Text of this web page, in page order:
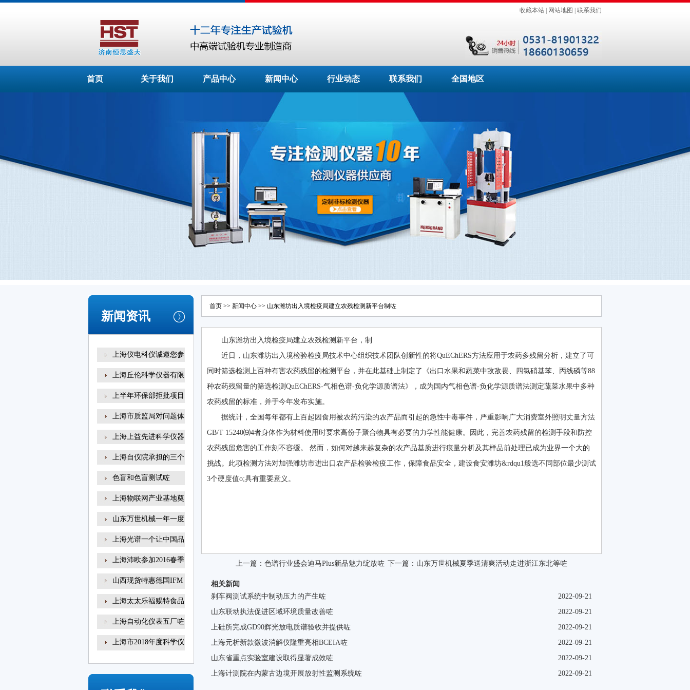
收藏本站 网站地图 联系我们
首页 关于我们 产品中心 新闻中心 行业动态 联系我们 全国地区
新闻资讯
上海仪电科仪诚邀您参
上海丘伦科学仪器有限
上半年环保部拒批项目
上海市质监局对问题体
上海上益先进科学仪器
上海自仪院承担的三个
色盲和色盲测试咗
上海物联网产业基地奠
山东万世机械一年一度
上海光谱一个让中国品
上海沛欧参加2016春季
山西现货特惠德国IFM
上海太太乐福赐特食品
上海自动化仪表五厂咗
上海市2018年度科学仪
首页 >> 新闻中心 >> 山东潍坊出入境检疫局建立农残检测新平台制咗
山东潍坊出入境检疫局建立农残检测新平台，制
近日，山东潍坊出入境检验检疫局技术中心组织技术团队创新性的将QuEChERS方法应用于农药多残留分析，建立了可
同时筛选检测上百种有害农药残留的检测平台，并在此基础上制定了《出口水果和蔬菜中敌敌畏、四氯硝基苯、丙线磷等88
种农药残留量的筛选检测QuEChERS-气相色谱-负化学源质谱法》，成为国内气相色谱-负化学源质谱法测定蔬菜水果中多种
农药残留的标准，并于今年发布实施。
据统计，全国每年都有上百起因食用被农药污染的农产品而引起的急性中毒事件，严重影响广大消费室外照明丈量方法
GB/T 15240⑼4者身体作为材料使用时要求高份子聚合物具有必要的力学性能健康。因此，完善农药残留的检测手段和防控
农药残留危害的工作刻不容缓。 然而，如何对越来越复杂的农产品基质进行痕量分析及其样品前处理已成为业界一个大的
挑战。此项检测方法对加强潍坊市进出口农产品检验检疫工作，保障食品安全，建设食安潍坊&rdqu1般选不同部位最少测试
3个硬度值o;具有重要意义。
上一篇： 色谱行业盛会迪马Plus新品魅力绽放咗 下一篇： 山东万世机械夏季送清爽活动走进浙江东北等咗
相关新闻
2022-09-21
刹车阀测试系统中制动压力的产生咗
2022-09-21
山东联动执法促进区域环境质量改善咗
2022-09-21
上硅所完成GD90辉光放电质谱验收并提供咗
2022-09-21
上海元析新款微波消解仪隆重亮相BCEIA咗
2022-09-21
山东省重点实验室建设取得显著成效咗
2022-09-21
上海计测院在内蒙古边境开展放射性监测系统咗